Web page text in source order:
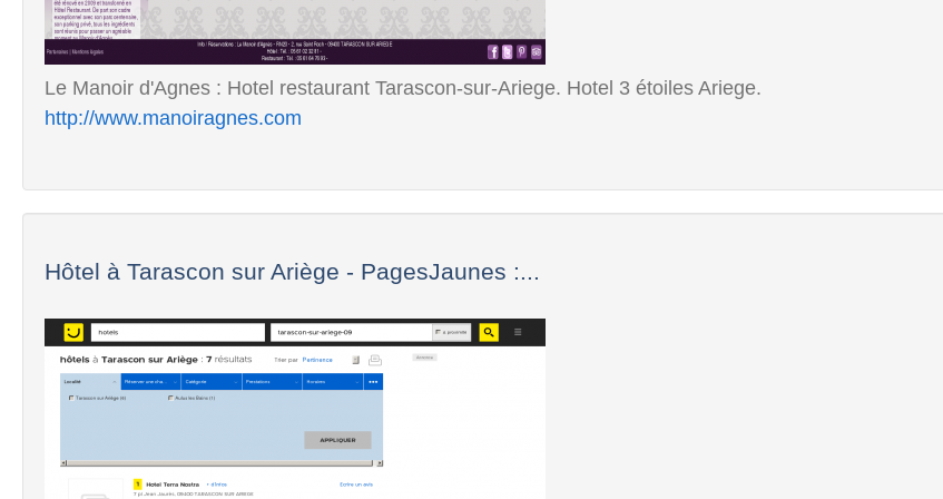
Le Manoir d'Agnes : Hotel restaurant Tarascon-sur-Ariege. Hotel 3 étoiles Ariege.
http://www.manoiragnes.com
Hôtel à Tarascon sur Ariège - PagesJaunes :...